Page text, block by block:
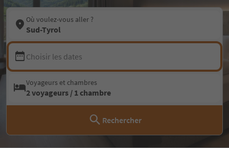
Où voulez-vous aller ?
Sud-Tyrol
Choisir les dates
Voyageurs et chambres
2 voyageurs / 1 chambre
Rechercher